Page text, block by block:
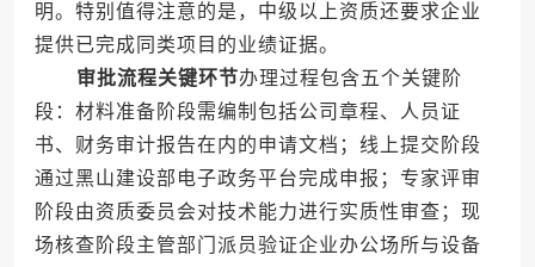
明。特别值得注意的是，中级以上资质还要求企业
提供已完成同类项目的业绩证据。
审批流程关键环节办理过程包含五个关键阶
段：材料准备阶段需编制包括公司章程、人员证
书、财务审计报告在内的申请文档；线上提交阶段
通过黑山建设部电子政务平台完成申报；专家评审
阶段由资质委员会对技术能力进行实质性审查；现
场核查阶段主管部门派员验证企业办公场所与设备